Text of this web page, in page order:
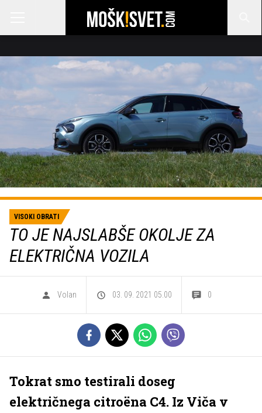
VISOKI OBRATI
TO JE NAJSLABŠE OKOLJE ZA
ELEKTRIČNA VOZILA
Volan 03. 09. 2021 05.00 0
Tokrat smo testirali doseg
električnega citroëna C4. Iz Viča v